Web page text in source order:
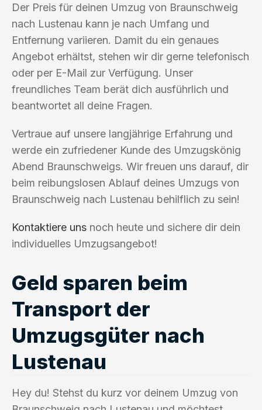
Der Preis für deinen Umzug von Braunschweig
nach Lustenau kann je nach Umfang und
Entfernung variieren. Damit du ein genaues
Angebot erhältst, stehen wir dir gerne telefonisch
oder per E-Mail zur Verfügung. Unser
freundliches Team berät dich ausführlich und
beantwortet all deine Fragen.
Vertraue auf unsere langjährige Erfahrung und
werde ein zufriedener Kunde des Umzugskönig
Abend Braunschweigs. Wir freuen uns darauf, dir
beim reibungslosen Ablauf deines Umzugs von
Braunschweig nach Lustenau behilflich zu sein!
Kontaktiere uns noch heute und sichere dir dein
individuelles Umzugsangebot!
Geld sparen beim
Transport der
Umzugsgüter nach
Lustenau
Hey du! Stehst du kurz vor deinem Umzug von